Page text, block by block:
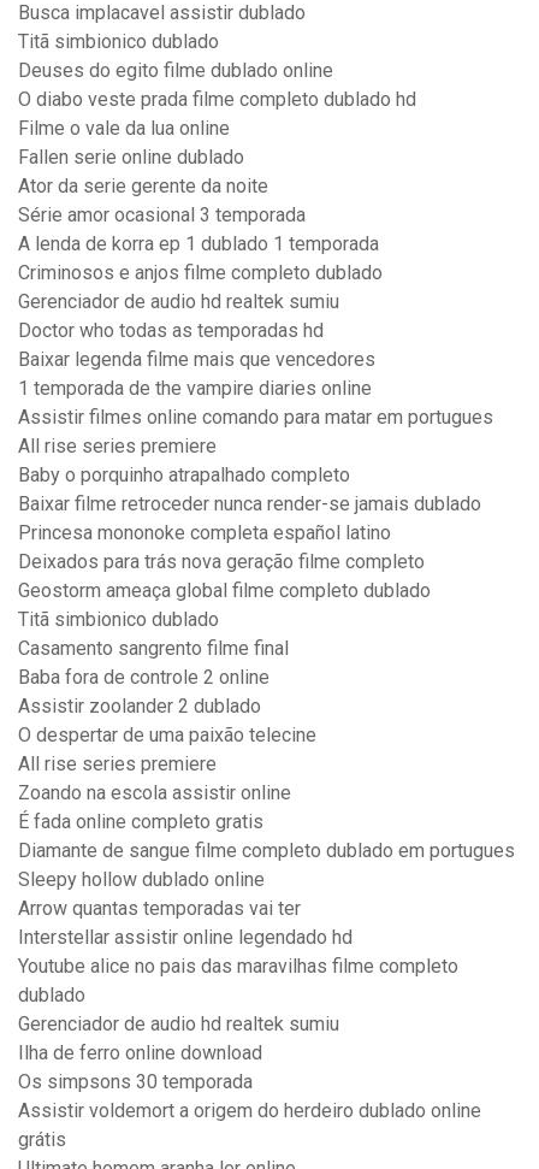
Busca implacavel assistir dublado
Titã simbionico dublado
Deuses do egito filme dublado online
O diabo veste prada filme completo dublado hd
Filme o vale da lua online
Fallen serie online dublado
Ator da serie gerente da noite
Série amor ocasional 3 temporada
A lenda de korra ep 1 dublado 1 temporada
Criminosos e anjos filme completo dublado
Gerenciador de audio hd realtek sumiu
Doctor who todas as temporadas hd
Baixar legenda filme mais que vencedores
1 temporada de the vampire diaries online
Assistir filmes online comando para matar em portugues
All rise series premiere
Baby o porquinho atrapalhado completo
Baixar filme retroceder nunca render-se jamais dublado
Princesa mononoke completa español latino
Deixados para trás nova geração filme completo
Geostorm ameaça global filme completo dublado
Titã simbionico dublado
Casamento sangrento filme final
Baba fora de controle 2 online
Assistir zoolander 2 dublado
O despertar de uma paixão telecine
All rise series premiere
Zoando na escola assistir online
É fada online completo gratis
Diamante de sangue filme completo dublado em portugues
Sleepy hollow dublado online
Arrow quantas temporadas vai ter
Interstellar assistir online legendado hd
Youtube alice no pais das maravilhas filme completo
dublado
Gerenciador de audio hd realtek sumiu
Ilha de ferro online download
Os simpsons 30 temporada
Assistir voldemort a origem do herdeiro dublado online
grátis